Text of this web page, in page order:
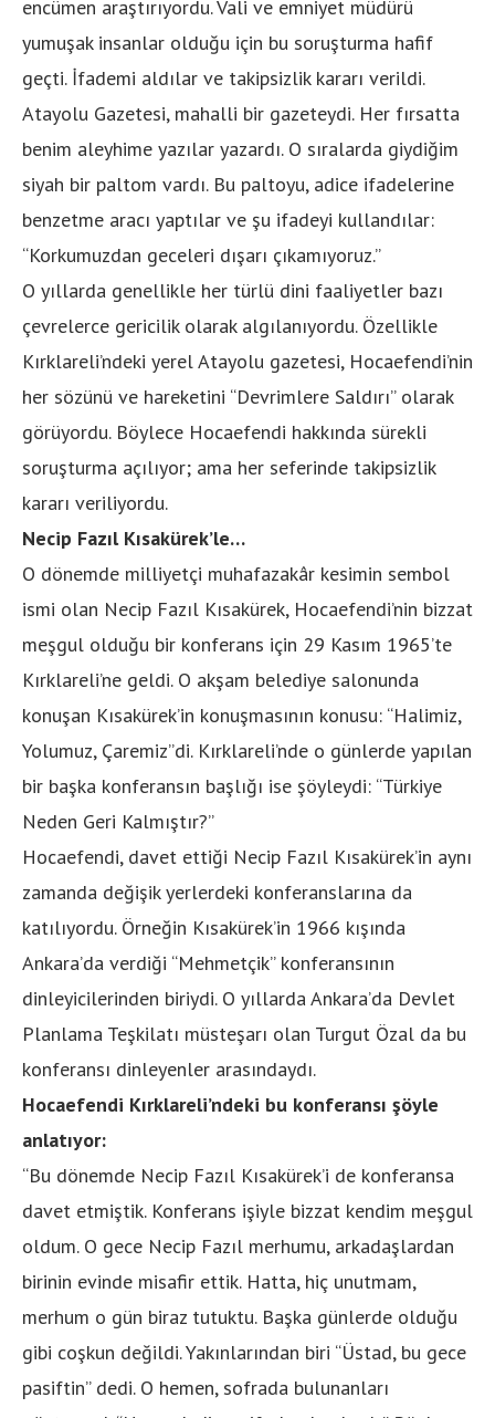
encümen araştırıyordu. Vali ve emniyet müdürü
yumuşak insanlar olduğu için bu soruşturma hafif
geçti. İfademi aldılar ve takipsizlik kararı verildi.
Atayolu Gazetesi, mahalli bir gazeteydi. Her fırsatta
benim aleyhime yazılar yazardı. O sıralarda giydiğim
siyah bir paltom vardı. Bu paltoyu, adice ifadelerine
benzetme aracı yaptılar ve şu ifadeyi kullandılar:
“Korkumuzdan geceleri dışarı çıkamıyoruz.”
O yıllarda genellikle her türlü dini faaliyetler bazı
çevrelerce gericilik olarak algılanıyordu. Özellikle
Kırklareli’ndeki yerel Atayolu gazetesi, Hocaefendi’nin
her sözünü ve hareketini “Devrimlere Saldırı” olarak
görüyordu. Böylece Hocaefendi hakkında sürekli
soruşturma açılıyor; ama her seferinde takipsizlik
kararı veriliyordu.
Necip Fazıl Kısakürek’le…
O dönemde milliyetçi muhafazakâr kesimin sembol
ismi olan Necip Fazıl Kısakürek, Hocaefendi’nin bizzat
meşgul olduğu bir konferans için 29 Kasım 1965’te
Kırklareli’ne geldi. O akşam belediye salonunda
konuşan Kısakürek’in konuşmasının konusu: “Halimiz,
Yolumuz, Çaremiz”di. Kırklareli’nde o günlerde yapılan
bir başka konferansın başlığı ise şöyleydi: “Türkiye
Neden Geri Kalmıştır?”
Hocaefendi, davet ettiği Necip Fazıl Kısakürek’in aynı
zamanda değişik yerlerdeki konferanslarına da
katılıyordu. Örneğin Kısakürek’in 1966 kışında
Ankara’da verdiği “Mehmetçik” konferansının
dinleyicilerinden biriydi. O yıllarda Ankara’da Devlet
Planlama Teşkilatı müsteşarı olan Turgut Özal da bu
konferansı dinleyenler arasındaydı.
Hocaefendi Kırklareli’ndeki bu konferansı şöyle
anlatıyor:
“Bu dönemde Necip Fazıl Kısakürek’i de konferansa
davet etmiştik. Konferans işiyle bizzat kendim meşgul
oldum. O gece Necip Fazıl merhumu, arkadaşlardan
birinin evinde misafir ettik. Hatta, hiç unutmam,
merhum o gün biraz tutuktu. Başka günlerde olduğu
gibi coşkun değildi. Yakınlarından biri “Üstad, bu gece
pasiftin” dedi. O hemen, sofrada bulunanları